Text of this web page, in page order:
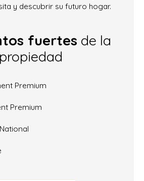
y descubrir su futuro hogar.
fuertes de la
propiedad
Premium
Premium